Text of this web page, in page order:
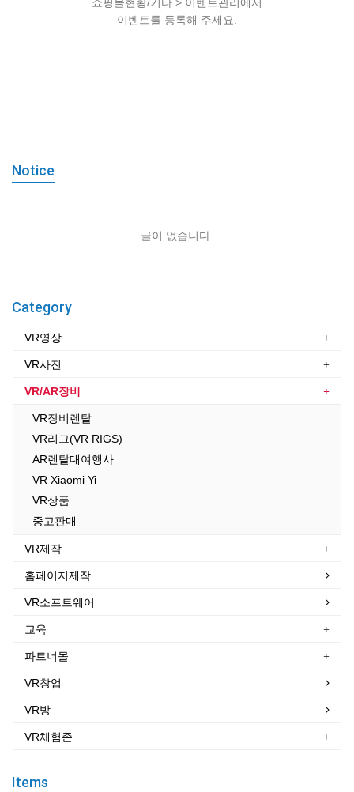
이벤트를 등록해 주세요.
Notice
글이 없습니다.
Category
VR영상
VR사진
VR/AR장비
VR장비렌탈
VR리그(VR RIGS)
AR렌탈대여행사
VR Xiaomi Yi
VR상품
중고판매
VR제작
홈페이지제작
VR소프트웨어
교육
파트너몰
VR창업
VR방
VR체험존
Items